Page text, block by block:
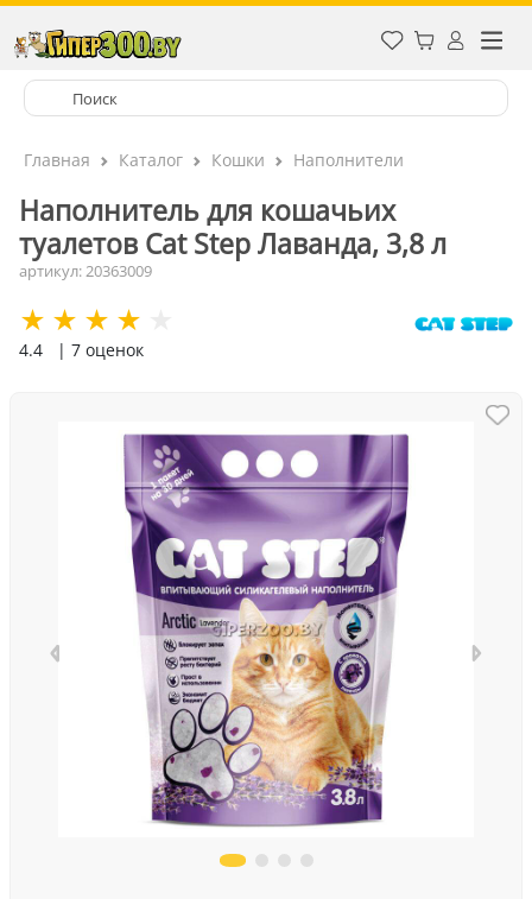
Главная Каталог Кошки Наполнители
Наполнитель для кошачьих
туалетов Cat Step Лаванда, 3,8 л
артикул: 20363009
4.4 | 7 оценок